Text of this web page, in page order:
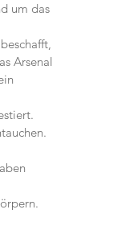
um das
Arsenal